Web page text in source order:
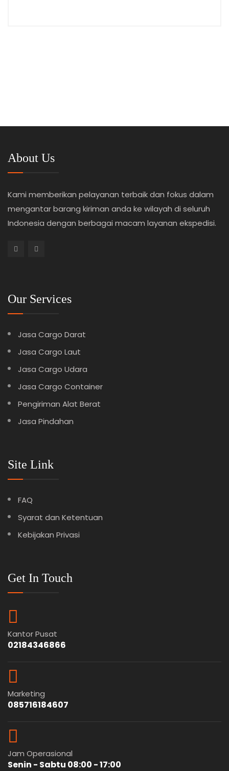
About Us
Kami memberikan pelayanan terbaik dan fokus dalam
mengantar barang kiriman anda ke wilayah di seluruh
Indonesia dengan berbagai macam layanan ekspedisi.
Our Services
Jasa Cargo Darat
Jasa Cargo Laut
Jasa Cargo Udara
Jasa Cargo Container
Pengiriman Alat Berat
Jasa Pindahan
Site Link
FAQ
Syarat dan Ketentuan
Kebijakan Privasi
Get In Touch
Kantor Pusat
02184346866
Marketing
085716184607
Jam Operasional
Senin - Sabtu 08:00 - 17:00